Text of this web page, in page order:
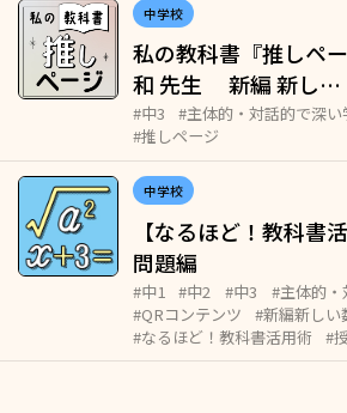
中学校
私の教科書『推しペ
和 先生 新編 新し…
#中3 #主体的・対話的で深い
#推しページ
中学校
【なるほど！教科書
問題編
#中1 #中2 #中3
#主体的
#QRコンテンツ
#新編新しい
#なるほど！教科書活用術
#